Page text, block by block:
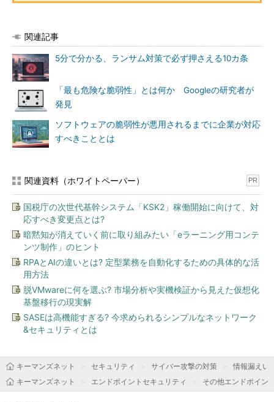
関連記事
5分で分かる、ランサム対策で必ず押さえる10カ条
「最も危険な脆弱性」とは何か Googleの研究者が
発見
ソフトウェアの脆弱性が悪用されるまでに企業が対応
すべきこととは
関連資料（ホワイトペーパー） PR
国税庁の次世代基幹システム「KSK2」稼働開始に向けて、対
応すべき変更点とは?
暗黙知が消えていく前に取り組みたい「eラーニング用コンテ
ンツ制作」のヒント
RPAとAIの違いとは? 定型業務を自動化するための具体的な活
用方法
脱VMwareに何を選ぶ? 市場分析や実機検証から見えた仮想化
基盤移行の現実解
SASEは高機能すぎる? 今求められるシンプルなネットワーク
&セキュリティとは
キーマンズネット セキュリティ サイバー攻撃の対策
情報漏えい
キーマンズネット
エンドポイントセキュリティ その他エンドポイン